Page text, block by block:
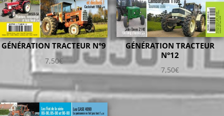
GÉNÉRATION TRACTEUR N°9
7,50€
GÉNÉRATION TRACTEUR
N°12
7,50€